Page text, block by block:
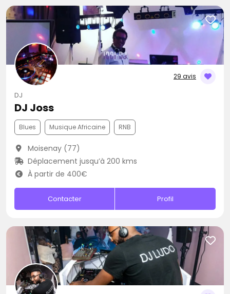
29 avis
DJ
DJ Joss
Blues Musique Africaine RNB
Moisenay (77)
Déplacement jusqu’à 200 kms
À partir de 400€
Contacter Profil